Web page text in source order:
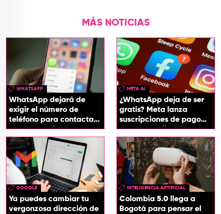
MÁS NOTICIAS
WHATSAPP
WhatsApp dejará de
exigir el número de
teléfono para contactar
a otro usuario: así
funcionará
META AI
¿WhatsApp deja de ser
gratis? Meta lanza
suscripciones de pago
para sus aplicaciones
GOOGLE
Ya puedes cambiar tu
vergonzosa dirección de
INTELIGENCIA ARTIFICIAL
Colombia 5.0 llega a
Bogotá para pensar el